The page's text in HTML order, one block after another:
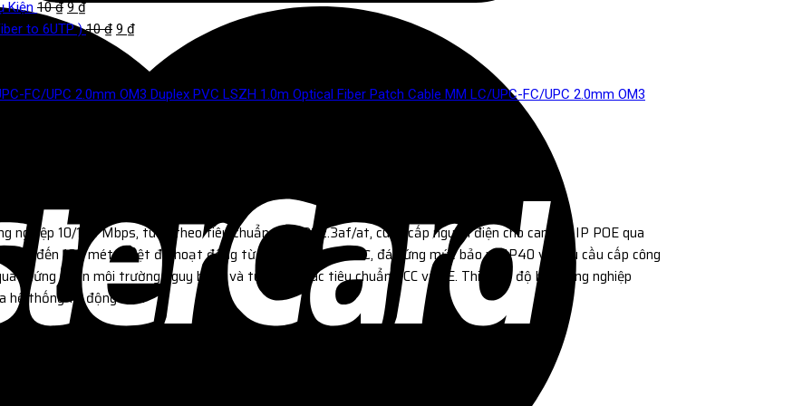
Kiện 10₫ 9₫
to 6UTP ) 10₫ 9 ₫
Duplex PVC LSZH 1.0m Optical Fiber Patch Cable MM LC/UPC-FC/UPC 2.0mm OM3
nghiệp 10/100 Mbps, tuân theo tiêu chuẩn IEEE802.3af/at, cung cấp nguồn điện cho camera IP POE qua
lên đến 100 mét, nhiệt độ hoạt động từ -40 ℃ đến +85 ℃, đáp ứng mức bảo vệ IP40 và yêu cầu cấp công
chứng nhận môi trường nguy hiểm và tuân thủ các tiêu chuẩn FCC và CE. Thiết kế độ bền công nghiệp
hệ thống tự động hóa.